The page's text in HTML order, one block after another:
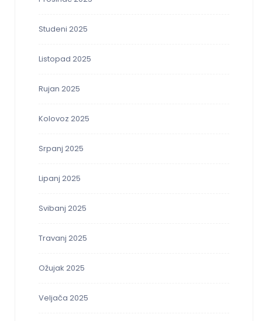
Studeni 2025
Listopad 2025
Rujan 2025
Kolovoz 2025
Srpanj 2025
Lipanj 2025
Svibanj 2025
Travanj 2025
Ožujak 2025
Veljača 2025